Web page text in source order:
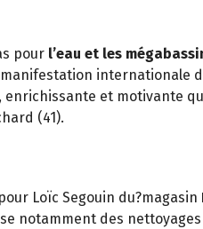
pour l’eau et les
internationale
et motivante
(41).
Loïc Segouin du?magasin
notamment des